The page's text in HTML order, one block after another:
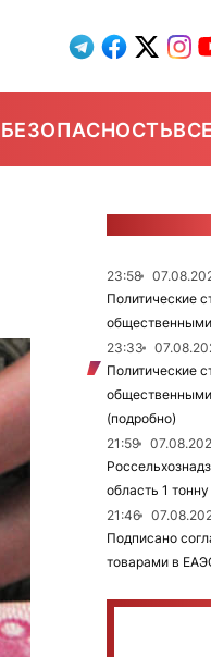
БЕЗОПАСНОСТЬ
23:58
Политические
23:33
Политические
(подробно)
21:59
область 1
21:46
Подписано
товарами в